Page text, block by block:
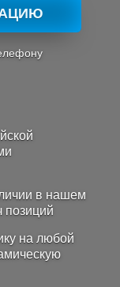
в нашем
позиций
на любой